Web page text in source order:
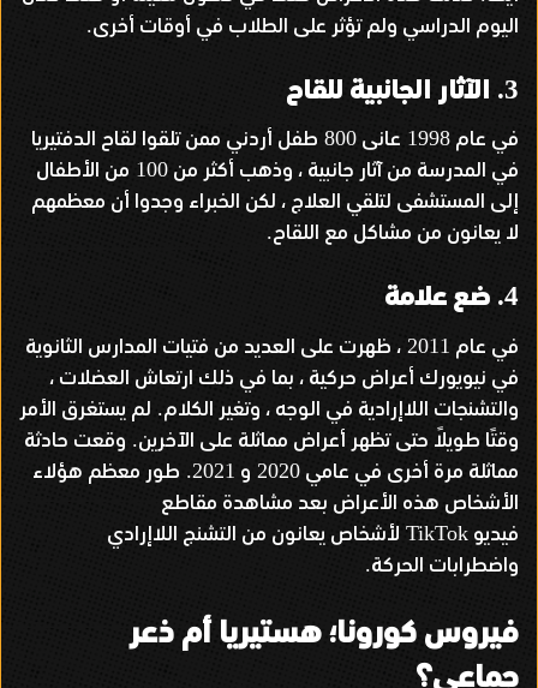
اليوم الدراسي ولم تؤثر على الطلاب في أوقات أخرى.
3. الآثار الجانبية للقاح
في عام 1998 عانى 800 طفل أردني ممن تلقوا لقاح الدفتيريا
في المدرسة من آثار جانبية ، وذهب أكثر من 100 من الأطفال
إلى المستشفى لتلقي العلاج ، لكن الخبراء وجدوا أن معظمهم
لا يعانون من مشاكل مع اللقاح.
4. ضع علامة
في عام 2011 ، ظهرت على العديد من فتيات المدارس الثانوية
في نيويورك أعراض حركية ، بما في ذلك ارتعاش العضلات ،
والتشنجات اللاإرادية في الوجه ، وتغير الكلام. لم يستغرق الأمر
وقتًا طويلاً حتى تظهر أعراض مماثلة على الآخرين. وقعت حادثة
مماثلة مرة أخرى في عامي 2020 و 2021. طور معظم هؤلاء
الأشخاص هذه الأعراض بعد مشاهدة مقاطع
فيديو TikTok لأشخاص يعانون من التشنج اللاإرادي
واضطرابات الحركة.
فيروس كورونا؛ هستيريا أم ذعر
جماعي؟